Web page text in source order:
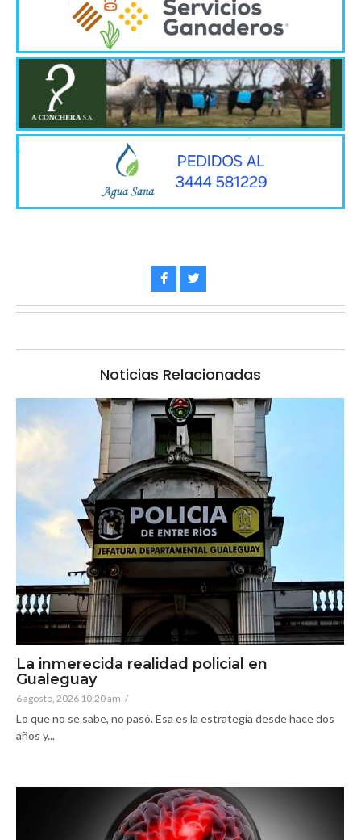
Noticias Relacionadas
La inmerecida realidad policial en
Gualeguay
6 agosto, 2026 10:20 am /
Lo que no se sabe, no pasó. Esa es la estrategia desde hace dos
años y...